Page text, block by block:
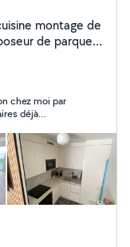
montage de
de parquet.
chez moi par
Ainsi que